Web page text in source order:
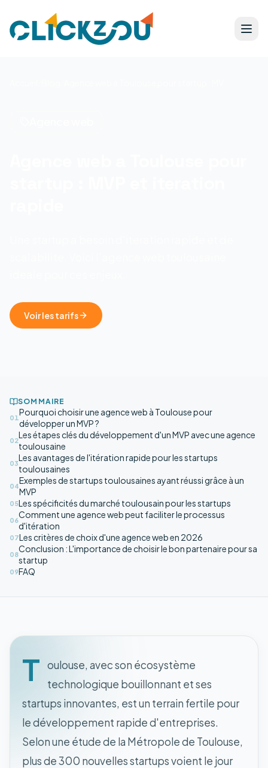
Voir les tarifs
SOMMAIRE
01
Pourquoi choisir une agence web à Toulouse pour
développer un MVP ?
02
Les étapes clés du développement d'un MVP avec une agence
toulousaine
03
Les avantages de l'itération rapide pour les startups
toulousaines
04
Exemples de startups toulousaines ayant réussi grâce à un
MVP
05Les spécificités du marché toulousain pour les startups
06
Comment une agence web peut faciliter le processus
d'itération
07Les critères de choix d'une agence web en 2026
08
Conclusion : L'importance de choisir le bon partenaire pour sa
startup
09FAQ
T oulouse, avec son écosystème
technologique bouillonnant et ses
startups innovantes, est un terrain fertile pour
le développement rapide d'entreprises.
Selon une étude de la Métropole de Toulouse,
plus de 300 nouvelles startups voient le jour